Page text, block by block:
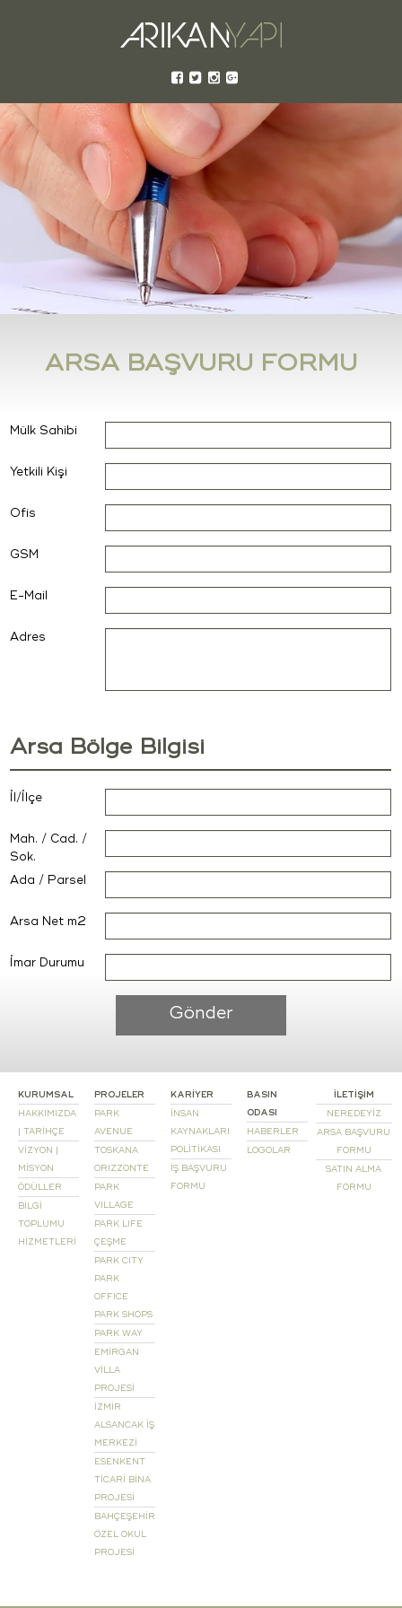
ARSA BAŞVURU FORMU
Mülk Sahibi
Yetkili Kişi
Ofis
GSM
E-Mail
Adres
Arsa Bölge Bilgisi
İl/İlçe
Mah. / Cad. /
Sok.
Ada / Parsel
Arsa Net m2
İmar Durumu
Gönder
KURUMSAL
HAKKIMIZDA
| TARİHÇE
VİZYON |
MİSYON
ÖDÜLLER
BİLGİ
TOPLUMU
HİZMETLERİ
PROJELER
PARK
AVENUE
TOSKANA
ORIZZONTE
PARK
VILLAGE
PARK LIFE
ÇEŞME
PARK CITY
PARK
OFFICE
PARK SHOPS
PARK WAY
EMİRGAN
VİLLA
PROJESİ
İZMİR
ALSANCAK İŞ
MERKEZİ
ESENKENT
TİCARİ BİNA
PROJESİ
BAHÇEŞEHİR
ÖZEL OKUL
PROJESİ
KARİYER
İNSAN
KAYNAKLARI
POLİTİKASI
İŞ BAŞVURU
FORMU
BASIN
ODASI
HABERLER
LOGOLAR
İLETİŞİM
NEREDEYİZ
ARSA BAŞVURU
FORMU
SATIN ALMA
FORMU